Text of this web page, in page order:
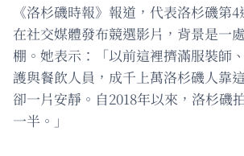
《洛杉磯時報》報道，代表洛杉磯第
在社交媒體發布競選影片，背景是一
棚。她表示：「以前這裡擠滿服裝師
護與餐飲人員，成千上萬洛杉磯人靠
卻一片安靜。自2018年以來，洛杉磯
一半。」